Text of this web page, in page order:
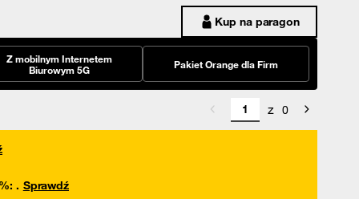
Kup na paragon
Z mobilnym Internetem
Biurowym 5G
Pakiet Orange dla Firm
z 0
: . Sprawdź